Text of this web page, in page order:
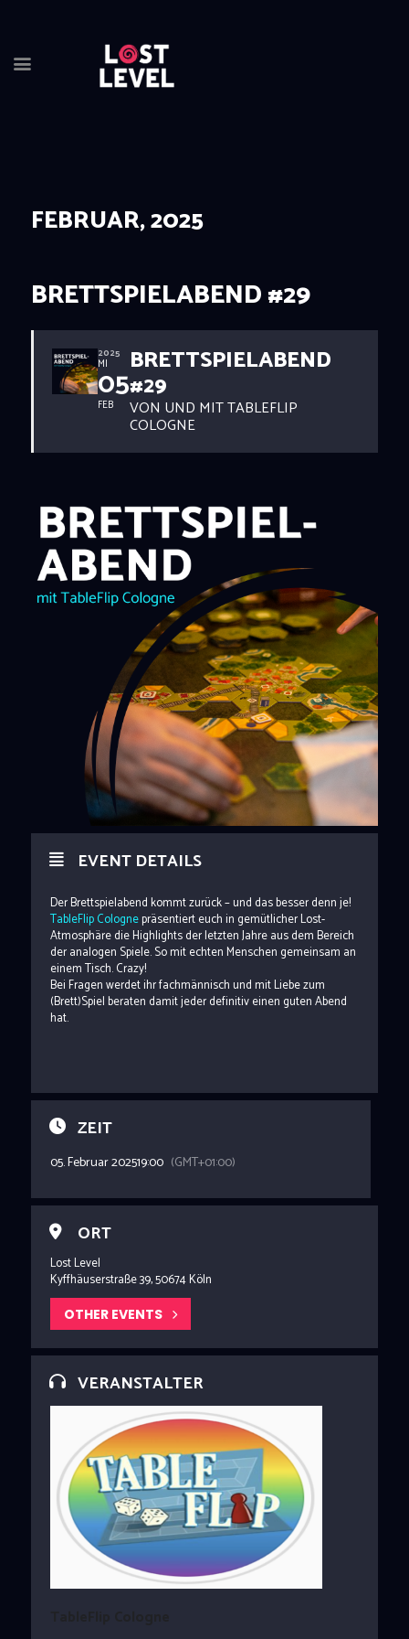
HOME
DRINKS
EVENTS
LOCATION
ABOUT
RESERVIERUNG
FEBRUAR, 2025
BRETTSPIELABEND #29
2025
MI
05
FEB
BRETTSPIELABEND
#29
VON UND MIT TABLEFLIP
COLOGNE
EVENT DETAILS
Der Brettspielabend kommt zurück – und das besser denn je!
TableFlip Colognepräsentiert euch in gemütlicher Lost-
Atmosphäre die Highlights der letzten Jahre aus dem Bereich
der analogen Spiele. So mit echten Menschen gemeinsam an
einem Tisch. Crazy!
Bei Fragen werdet ihr fachmännisch und mit Liebe zum
(Brett)Spiel beraten damit jeder definitiv einen guten Abend
hat.
ZEIT
05. Februar 202519:00 (GMT+01:00)
ORT
Lost Level
Kyffhäuserstraße 39, 50674 Köln
OTHER EVENTS
VERANSTALTER